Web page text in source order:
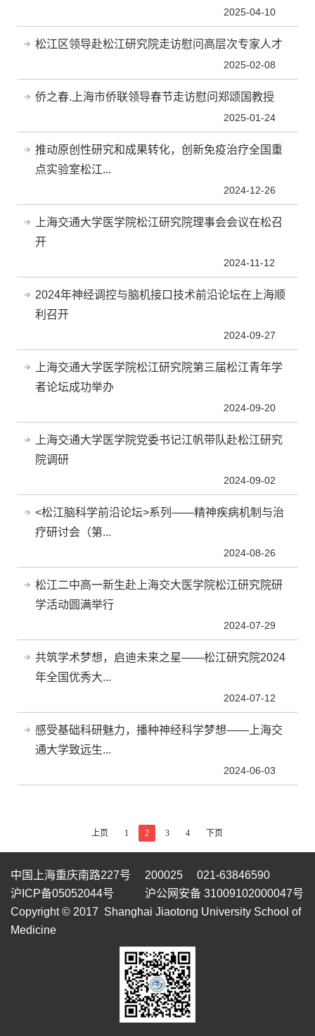
2025-04-10
松江区领导赴松江研究院走访慰问高层次专家人才
2025-02-08
侨之春.上海市侨联领导春节走访慰问郑颂国教授
2025-01-24
推动原创性研究和成果转化，创新免疫治疗全国重
点实验室松江...
2024-12-26
上海交通大学医学院松江研究院理事会会议在松召
开
2024-11-12
2024年神经调控与脑机接口技术前沿论坛在上海顺
利召开
2024-09-27
上海交通大学医学院松江研究院第三届松江青年学
者论坛成功举办
2024-09-20
上海交通大学医学院党委书记江帆带队赴松江研究
院调研
2024-09-02
<松江脑科学前沿论坛>系列——精神疾病机制与治
疗研讨会（第...
2024-08-26
松江二中高一新生赴上海交大医学院松江研究院研
学活动圆满举行
2024-07-29
共筑学术梦想，启迪未来之星——松江研究院2024
年全国优秀大...
2024-07-12
感受基础科研魅力，播种神经科学梦想——上海交
通大学致远生...
2024-06-03
上页 1 2 3 4 下页
中国上海重庆南路227号 200025 021-63846590
沪ICP备05052044号
沪公网安备 31009102000047号
Copyright © 2017 Shanghai Jiaotong University School of
Medicine